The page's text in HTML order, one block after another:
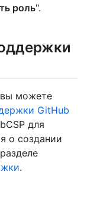
роль".
вы можете
GitHub
для
о создании
.